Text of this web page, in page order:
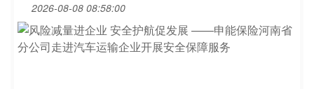
2026-08-08 08:58:00